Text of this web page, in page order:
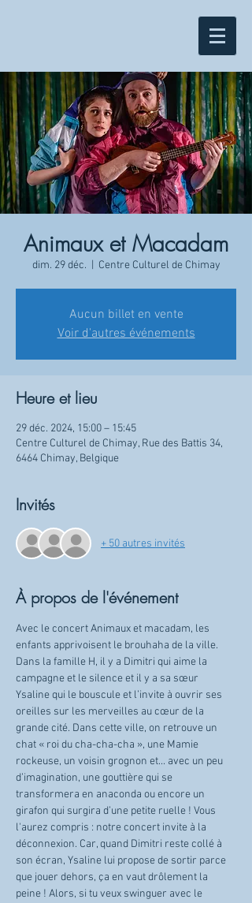
Animaux et Macadam
dim. 29 déc. Centre Culturel de Chimay
Aucun billet en vente
Voir d'autres événements
Heure et lieu
29 déc. 2024, 15:00 – 15:45
Centre Culturel de Chimay, Rue des Battis 34,
6464 Chimay, Belgique
Invités
+ 50 autres invités
À propos de l'événement
Avec le concert Animaux et macadam, les
enfants apprivoisent le brouhaha de la ville.
Dans la famille H, il y a Dimitri qui aime la
campagne et le silence et il y a sa sœur
Ysaline qui le bouscule et l’invite à ouvrir ses
oreilles sur les merveilles au cœur de la
grande cité. Dans cette ville, on retrouve un
chat « roi du cha-cha-cha », une Mamie
rockeuse, un voisin grognon et... avec un peu
d’imagination, une gouttière qui se
transformera en anaconda ou encore un
girafon qui surgira d’une petite ruelle ! Vous
l'aurez compris : notre concert invite à la
déconnexion. Car, quand Dimitri reste collé à
son écran, Ysaline lui propose de sortir parce
que jouer dehors, ça en vaut drôlement la
peine ! Alors, si tu veux swinguer avec le